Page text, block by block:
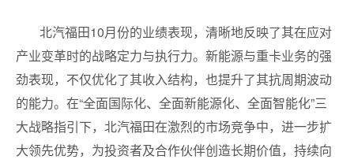
北汽福田10月份的业绩表现，清晰地反映了其在应对
产业变革时的战略定力与执行力。新能源与重卡业务的强
劲表现，不仅优化了其收入结构，也提升了其抗周期波动
的能力。在“全面国际化、全面新能源化、全面智能化”三
大战略指引下，北汽福田在激烈的市场竞争中，进一步扩
大领先优势，为投资者及合作伙伴创造长期价值，持续向